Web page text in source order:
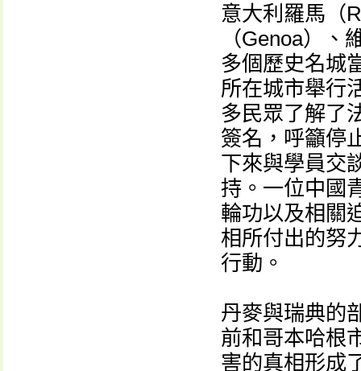
意大利羅馬（
（Genoa）
多個歷史名城
所在城市舉行
多民眾了解了
簽名，呼籲停
下來與學員交
持。一位中國
輪功以及相關
相所付出的努
行動。
丹麥與瑞典的
前和哥本哈根
害的真相形成